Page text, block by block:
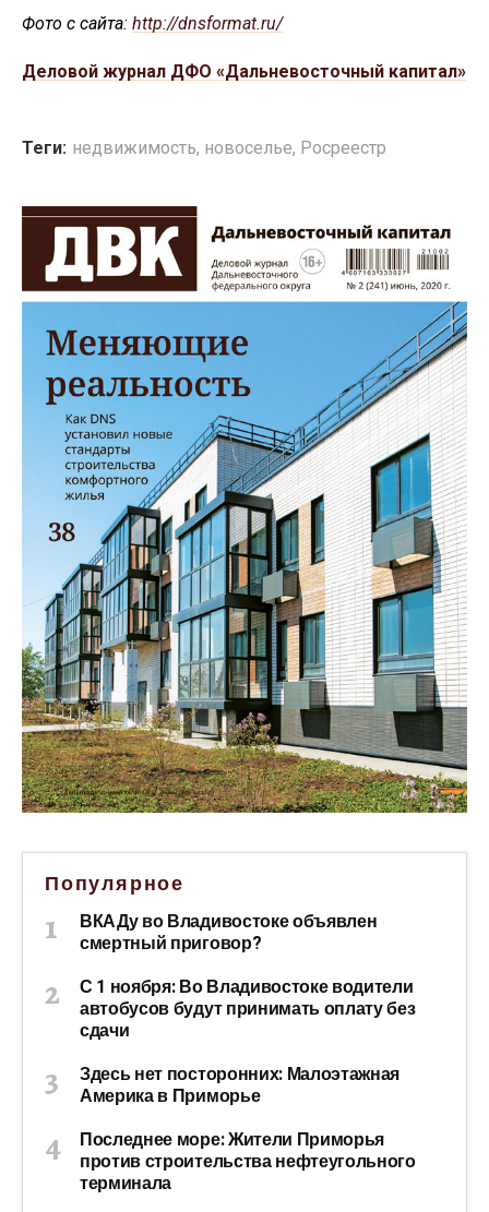
Фото с сайта: http://dnsformat.ru/
Деловой журнал ДФО «Дальневосточный капитал»
Теги: недвижимость, новоселье, Росреестр
Популярное
ВКАДу во Владивостоке объявлен
смертный приговор?
С 1 ноября: Во Владивостоке водители
автобусов будут принимать оплату без
сдачи
Здесь нет посторонних: Малоэтажная
Америка в Приморье
Последнее море: Жители Приморья
против строительства нефтеугольного
терминала